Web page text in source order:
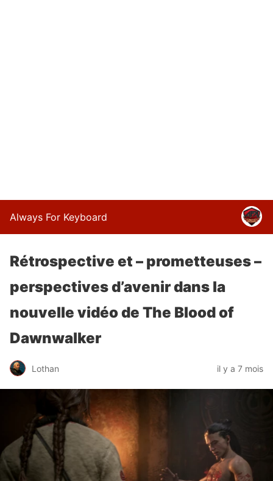
Always For Keyboard
Rétrospective et – prometteuses –
perspectives d’avenir dans la
nouvelle vidéo de The Blood of
Dawnwalker
Lothan il y a 7 mois